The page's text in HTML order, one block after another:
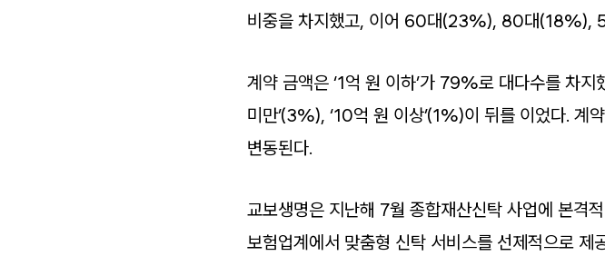
비중을 차지했고, 이어 60대(23%), 80대(18%),
계약 금액은 ‘1억 원 이하’가 79%로 대다수를 차
미만’(3%), ‘10억 원 이상’(1%)이 뒤를 이었다. 계
변동된다.
교보생명은 지난해 7월 종합재산신탁 사업에 본격
보험업계에서 맞춤형 신탁 서비스를 선제적으로